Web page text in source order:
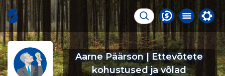
Aarne Päärson | Ettevõtete
kohustused ja võlad